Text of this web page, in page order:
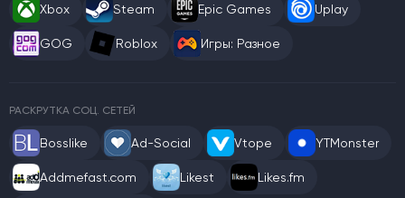
Xbox Steam Epic Games Uplay
GOG Roblox Игры: Разное
РАСКРУТКА СОЦ. СЕТЕЙ
Bosslike Ad-Social Vtope YTMonster
Addmefast.com Likest Likes.fm